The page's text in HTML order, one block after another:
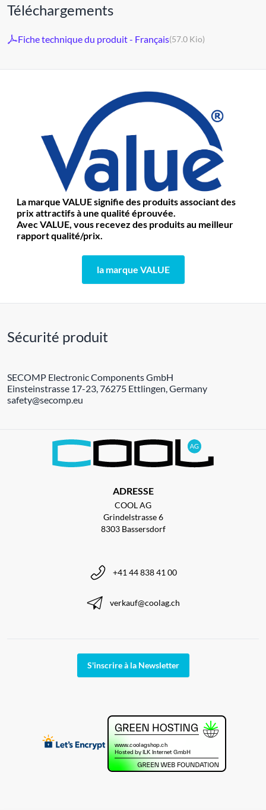
Téléchargements
Fiche technique du produit - Français(57.0 Kio)
La marque VALUE signifie des produits associant des
prix attractifs à une qualité éprouvée.
Avec VALUE, vous recevez des produits au meilleur
rapport qualité/prix.
la marque VALUE
Sécurité produit
SECOMP Electronic Components GmbH
Einsteinstrasse 17-23, 76275 Ettlingen, Germany
safety@secomp.eu
ADRESSE
COOL AG
Grindelstrasse 6
8303 Bassersdorf
+41 44 838 41 00
verkauf@coolag.ch
S'inscrire à la Newsletter